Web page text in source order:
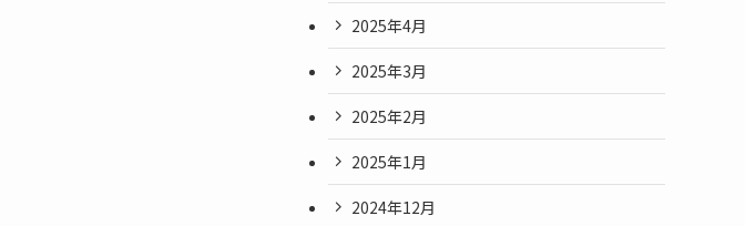
2025年4月
2025年3月
2025年2月
2025年1月
2024年12月